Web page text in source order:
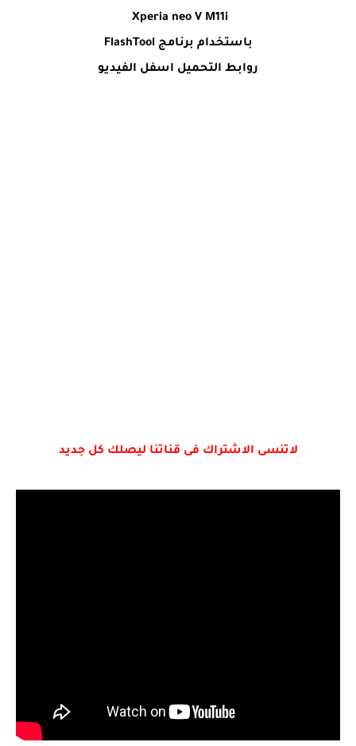
Xperia neo V M11i
باستخدام برنامج FlashTool
روابط التحميل اسفل الفيديو
لاتنسى الاشتراك فى قناتنا ليصلك كل جديد